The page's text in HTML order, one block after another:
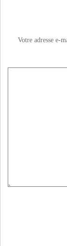
Votre adresse e-